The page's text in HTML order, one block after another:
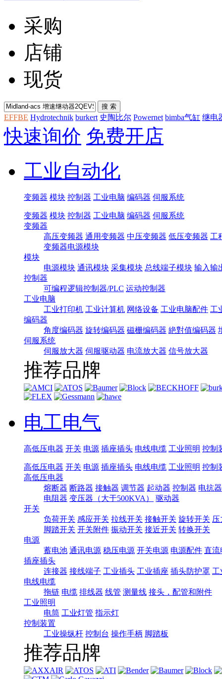
采购
店铺
现货
EFFBE Hydrotechnik burkert 史陶比尔 Powernet bimba气缸 继电
快速询价 免费开店
工业自动化
变频器 模块 控制器 工业电脑 编码器 伺服系统
变频器 模块 控制器 工业电脑 编码器 伺服系统
变频器
高压变频器 通用变频器 中压变频器 低压变频器 工
变频器电源模块
模块
电源模块 通讯模块 采集模块 总线端子模块 输入输
控制器
可编程逻辑控制器/PLC 运动控制器
工业电脑
工业打印机 工业计算机 网络设备 工业电脑配件 工
编码器
角度编码器 旋转编码器 磁栅编码器 絶對值编码器
伺服系统
伺服放大器 伺服驱动器 电流放大器 信号放大器
推荐品牌
电工电气
高低压电器 开关 电源 插座插头 电线电缆 工业照明 控制
高低压电器 开关 电源 插座插头 电线电缆 工业照明 控制
高低压电器
熔断器 断路器 接触器 调节器 起动器 控制器 电抗器
电阻器 变压器（大于500KVA）
驱动器
开关
负荷开关 感应开关 拉线开关 接触开关 旋转开关 压
脚踏开关 开关附件 振动开关 接近开关 转换开关
电源
蓄电池 通讯电源 稳压电源 开关电源 电源配件 直流
插座插头
连接器 接线端子 工业插头 工业插座 插头防护罩 工
电线电缆
拖链 电缆 排线器 线管 测量线 接头，配管和附件
工业照明
电筒 工业灯管 指示灯
控制装置
工业操纵杆 控制台 操作手柄 脚踏板
推荐品牌